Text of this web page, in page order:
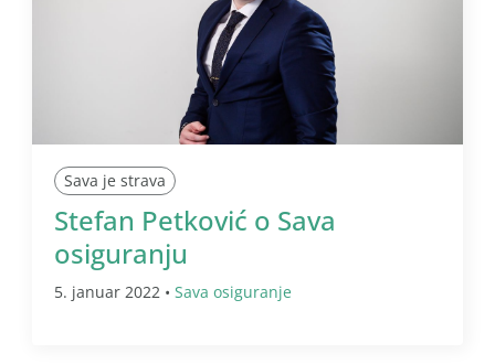
Sava je strava
Stefan Petković o Sava
osiguranju
5. januar 2022 • Sava osiguranje